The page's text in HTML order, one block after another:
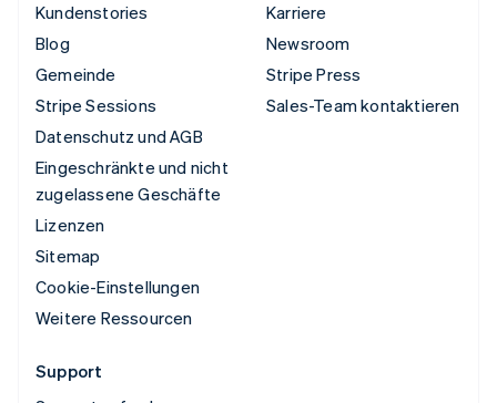
Kundenstories
Blog
Gemeinde
Stripe Sessions
Datenschutz und AGB
Eingeschränkte und nicht
zugelassene Geschäfte
Lizenzen
Sitemap
Cookie-Einstellungen
Weitere Ressourcen
Karriere
Newsroom
Stripe Press
Sales-Team kontaktieren
Support